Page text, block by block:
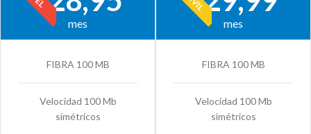
mes
FIBRA 100 MB
Velocidad 100 Mb
simétricos
mes
FIBRA 100 MB
Velocidad 100 Mb
simétricos